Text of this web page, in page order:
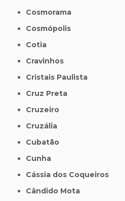
Cosmorama
Cosmópolis
Cotia
Cravinhos
Cristais Paulista
Cruz Preta
Cruzeiro
Cruzália
Cubatão
Cunha
Cássia dos Coqueiros
Cândido Mota